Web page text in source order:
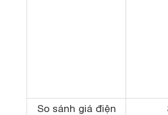
So sánh giá điện